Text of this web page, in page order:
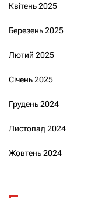
Квітень 2025
Березень 2025
Лютий 2025
Січень 2025
Грудень 2024
Листопад 2024
Жовтень 2024